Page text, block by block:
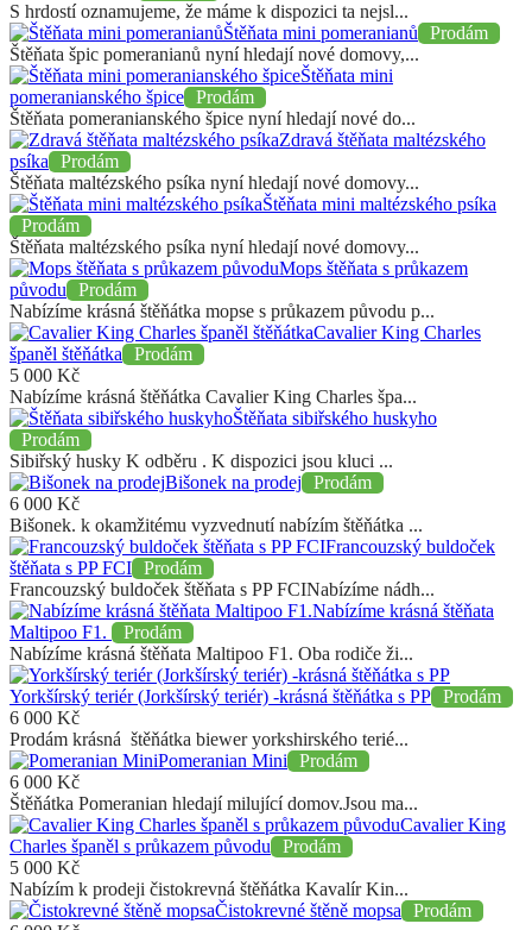
S hrdostí oznamujeme, že máme k dispozici ta nejsl...
Štěňata mini pomeranianů
Prodám
Štěňata špic pomeranianů nyní hledají nové domovy,...
Štěňata mini
pomeranianského špice Prodám
Štěňata pomeranianského špice nyní hledají nové do...
Zdravá štěňata maltézského
psíka
Prodám
Štěňata maltézského psíka nyní hledají nové domovy...
Štěňata mini maltézského psíka
Prodám
Štěňata maltézského psíka nyní hledají nové domovy...
Mops štěňata s průkazem
původu
Prodám
Nabízíme krásná štěňátka mopse s průkazem původu p...
Cavalier King Charles
španěl štěňátka
Prodám
5 000 Kč
Nabízíme krásná štěňátka Cavalier King Charles špa...
Štěňata sibiřského huskyho
Prodám
Sibiřský husky K odběru . K dispozici jsou kluci ...
Bišonek na prodej
Prodám
6 000 Kč
Bišonek. k okamžitému vyzvednutí nabízím štěňátka ...
Francouzský buldoček
štěňata s PP FCI Prodám
Francouzský buldoček štěňata s PP FCINabízíme nádh...
Nabízíme krásná štěňata
Maltipoo F1.
Prodám
Nabízíme krásná štěňata Maltipoo F1. Oba rodiče ži...
Yorkšírský teriér (Jorkšírský teriér) -krásná štěňátka s PP Prodám
6 000 Kč
Prodám krásná štěňátka biewer yorkshirského terié...
Pomeranian Mini
Prodám
6 000 Kč
Štěňátka Pomeranian hledají milující domov.Jsou ma...
Cavalier King
Charles španěl s průkazem původu
Prodám
5 000 Kč
Nabízím k prodeji čistokrevná štěňátka Kavalír Kin...
Čistokrevné štěně mopsa
Prodám